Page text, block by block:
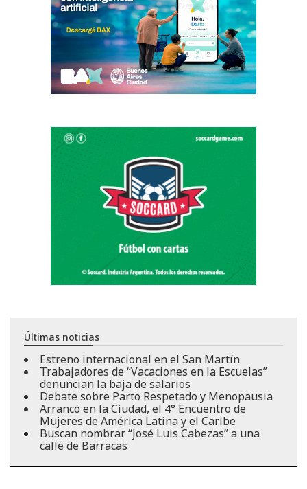
Últimas noticias
Estreno internacional en el San Martín
Trabajadores de “Vacaciones en la Escuelas”
denuncian la baja de salarios
Debate sobre Parto Respetado y Menopausia
Arrancó en la Ciudad, el 4° Encuentro de
Mujeres de América Latina y el Caribe
Buscan nombrar “José Luis Cabezas” a una
calle de Barracas